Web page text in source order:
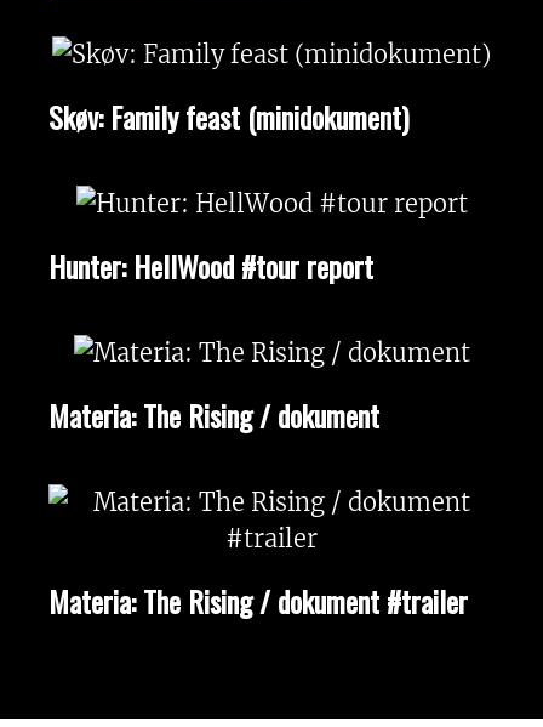
Skøv: Family feast (minidokument)
Hunter: HellWood #tour report
Materia: The Rising / dokument
Materia: The Rising / dokument #trailer